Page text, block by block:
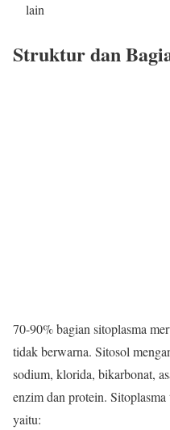
lain
Struktur dan
70-90% bagian sitoplasma
tidak berwarna. Sitosol
sodium, klorida, bikarbonat,
enzim dan protein.
yaitu: